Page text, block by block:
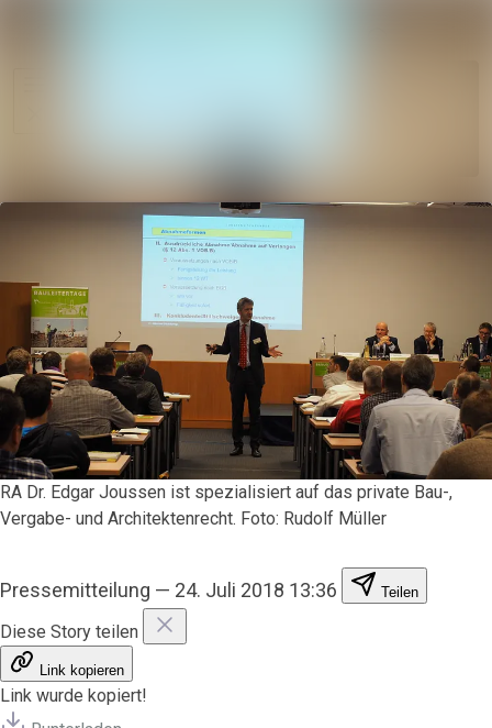
Kontakt
RA Dr. Edgar Joussen ist spezialisiert auf das private Bau-,
Vergabe- und Architektenrecht. Foto: Rudolf Müller
Pressemitteilung — 24. Juli 2018 13:36 Teilen
Diese Story teilen
Link kopieren
Link wurde kopiert!